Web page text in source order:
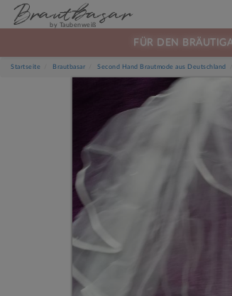
FÜR DEN
Brautbasar
by Taubenweiß
Startseite Brautbasar Second Hand Brautmode aus Deutschland